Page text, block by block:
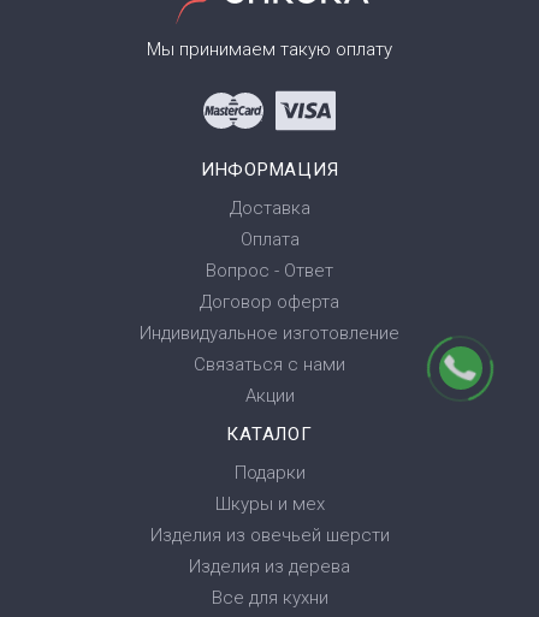
Мы принимаем такую оплату
ИНФОРМАЦИЯ
Доставка
Оплата
Вопрос - Ответ
Договор оферта
Индивидуальное изготовление
Связаться с нами
Акции
КАТАЛОГ
Подарки
Шкуры и мех
Изделия из овечьей шерсти
Изделия из дерева
Все для кухни